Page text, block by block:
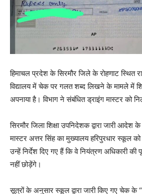
हिमाचल प्रदेश के सिरमौर जिले के रोहणाट स्थित
विद्यालय में चेक पर गलत शब्द लिखने के मामले में
अपनाया है। विभाग ने संबंधित ड्राइंग मास्टर को
सिरमौर जिला शिक्षा उपनिदेशक द्वारा जारी आदेश
मास्टर अत्तर सिंह का मुख्यालय हरिपुरधार स्कूल
उन्हें निर्देश दिए गए हैं कि वे नियंत्रण अधिकारी की
नहीं छोड़ेंगे।
सूत्रों के अनुसार स्कूल द्वारा जारी किए गए चेक के